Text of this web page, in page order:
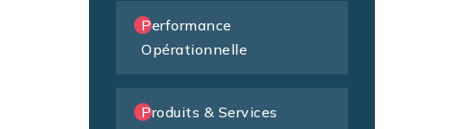
Performance
Opérationnelle
Produits & Services